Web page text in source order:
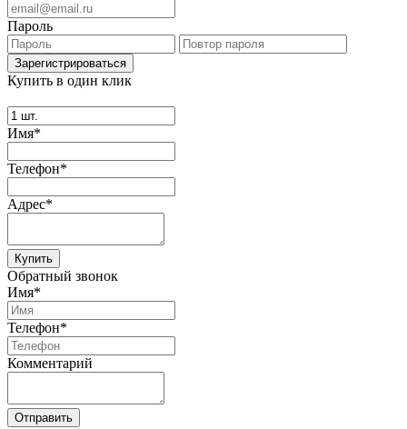
Пароль
Купить в один клик
Имя*
Телефон*
Адрес*
Купить
Обратный звонок
Имя*
Телефон*
Комментарий
Отправить